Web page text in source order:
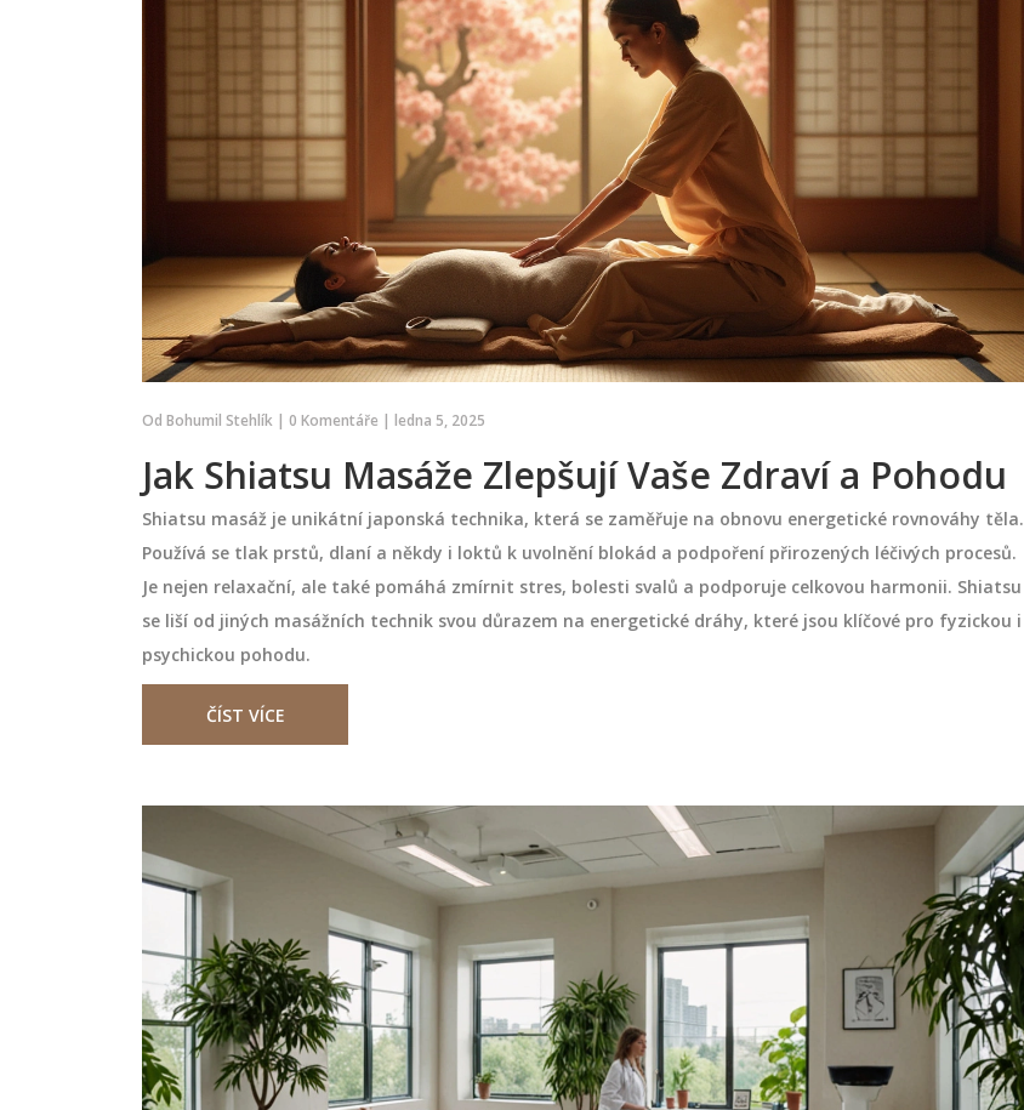
Od Bohumil Stehlík | 0 Komentáře | ledna 5, 2025
Jak Shiatsu Masáže Zlepšují Vaše Zdraví a Pohodu
Shiatsu masáž je unikátní japonská technika, která se zaměřuje na obnovu energetické rovnováhy těla.
Používá se tlak prstů, dlaní a někdy i loktů k uvolnění blokád a podpoření přirozených léčivých procesů.
Je nejen relaxační, ale také pomáhá zmírnit stres, bolesti svalů a podporuje celkovou harmonii. Shiatsu
se liší od jiných masážních technik svou důrazem na energetické dráhy, které jsou klíčové pro fyzickou i
psychickou pohodu.
ČÍST VÍCE